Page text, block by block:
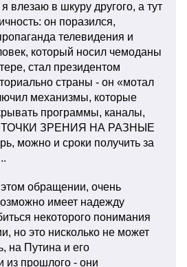
я влезаю в шкуру другого, а тут
он поразился,
телевидения и
который носил чемоданы
стал президентом
страны - он «мотал
механизмы, которые
программы, каналы,
ТОЧКИ ЗРЕНИЯ НА РАЗНЫЕ
можно и сроки получить за
обращении, очень
имеет надежду
некоторого понимания
но это нисколько не может
на Путина и его
из прошлого - они